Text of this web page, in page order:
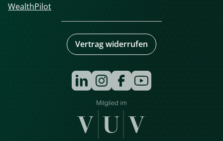
WealthPilot
Vertrag widerrufen
Navigation
überspringen